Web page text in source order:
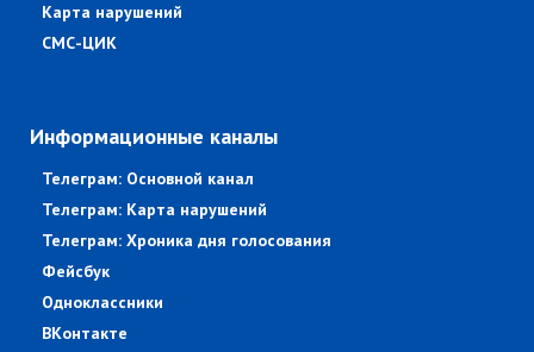
Карта нарушений
СМС-ЦИК
Информационные каналы
Телеграм: Основной канал
Телеграм: Карта нарушений
Телеграм: Хроника дня голосования
Фейсбук
Одноклассники
ВКонтакте